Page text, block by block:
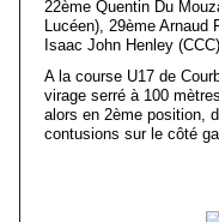
22ème Quentin Du
Lucéen), 29ème Arnaud
Isaac John Henley
A la course U17 de
virage serré à 100
alors en 2ème position,
contusions sur le côté